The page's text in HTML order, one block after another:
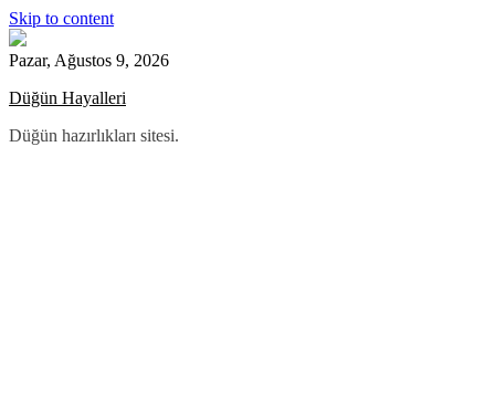
Skip to content
Pazar, Ağustos 9, 2026
Düğün Hayalleri
Düğün hazırlıkları sitesi.